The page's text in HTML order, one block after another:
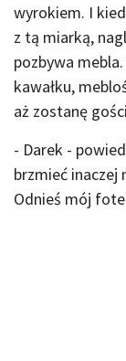
wyrokiem. I
z tą miarką,
pozbywa
kawałku,
aż zostanę
- Darek -
brzmieć inaczej
Odnieś mój